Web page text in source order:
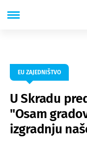
EU ZAJEDNIŠTVO
U Skradu
"Osam
izgradnju